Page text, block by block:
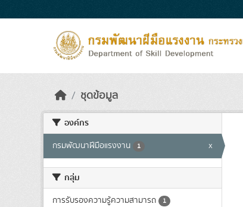
ชุดข้อมูล
องค์กร
กรมพัฒนาฝีมือแรงงาน 1 x
กลุ่ม
การรับรองความรู้ความสามารถ 1